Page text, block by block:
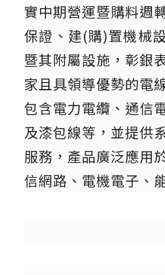
實中期營運暨購料週
保證、建(購)置機械
暨其附屬設施，彰銀
家且具領導優勢的電
包含電力電纜、通信
及漆包線等，並提供
服務，產品廣泛應用
信網路、電機電子、